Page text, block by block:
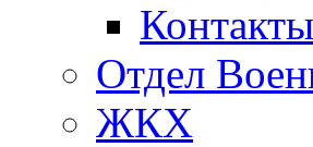
Контакты
Отдел
ЖКХ